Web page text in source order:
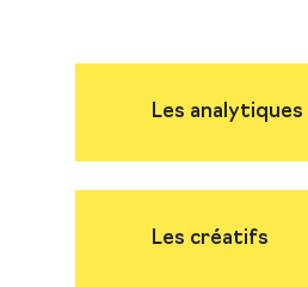
Les analytiques
Les créatifs